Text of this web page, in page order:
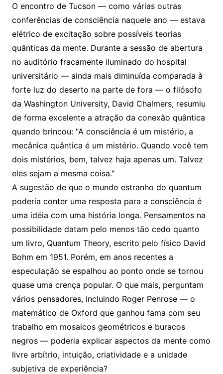
O encontro de Tucson — como várias outras
conferências de consciência naquele ano — estava
elétrico de excitação sobre possíveis teorias
quânticas da mente. Durante a sessão de abertura
no auditório fracamente iluminado do hospital
universitário — ainda mais diminuída comparada à
forte luz do deserto na parte de fora — o filósofo
da Washington University, David Chalmers, resumiu
de forma excelente a atração da conexão quântica
quando brincou: "A consciência é um mistério, a
mecânica quântica é um mistério. Quando você tem
dois mistérios, bem, talvez haja apenas um. Talvez
eles sejam a mesma coisa."
A sugestão de que o mundo estranho do quantum
poderia conter uma resposta para a consciência é
uma idéia com uma história longa. Pensamentos na
possibilidade datam pelo menos tão cedo quanto
um livro, Quantum Theory, escrito pelo físico David
Bohm em 1951. Porém, em anos recentes a
especulação se espalhou ao ponto onde se tornou
quase uma crença popular. O que mais, perguntam
vários pensadores, incluindo Roger Penrose — o
matemático de Oxford que ganhou fama com seu
trabalho em mosaicos geométricos e buracos
negros — poderia explicar aspectos da mente como
livre arbítrio, intuição, criatividade e a unidade
subjetiva de experiência?